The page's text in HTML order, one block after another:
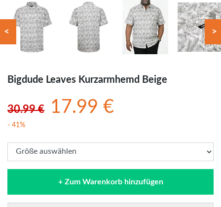
< >
Bigdude Leaves Kurzarmhemd Beige
30.99 € 17.99 €
- 41%
+ Zum Warenkorb hinzufügen